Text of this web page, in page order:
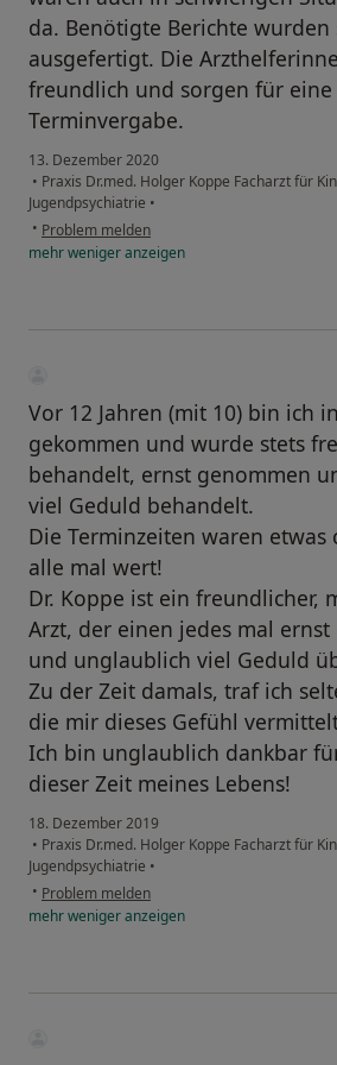
da. Benötigte Berichte
ausgefertigt. Die
freundlich und sorgen für
Terminvergabe.
13. Dezember 2020
• Praxis Dr.med. Holger Koppe Facharzt für
Jugendpsychiatrie •
• Problem melden
mehrwenigeranzeigen
Vor 12 Jahren (mit 10) bin ich
gekommen und wurde stets
behandelt, ernst genommen
viel Geduld behandelt.
Die Terminzeiten waren etwas
alle mal wert!
Dr. Koppe ist ein freundlicher,
Arzt, der einen jedes mal
und unglaublich viel Geduld
Zu der Zeit damals, traf ich
die mir dieses Gefühl
Ich bin unglaublich dankbar
dieser Zeit meines Lebens!
18. Dezember 2019
• Praxis Dr.med. Holger Koppe Facharzt für
Jugendpsychiatrie •
• Problem melden
mehrwenigeranzeigen